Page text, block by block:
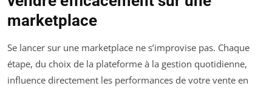
marketplace
Se lancer sur une marketplace ne s’improvise pas. Chaque
étape, du choix de la plateforme à la gestion quotidienne,
influence directement les performances de votre vente en